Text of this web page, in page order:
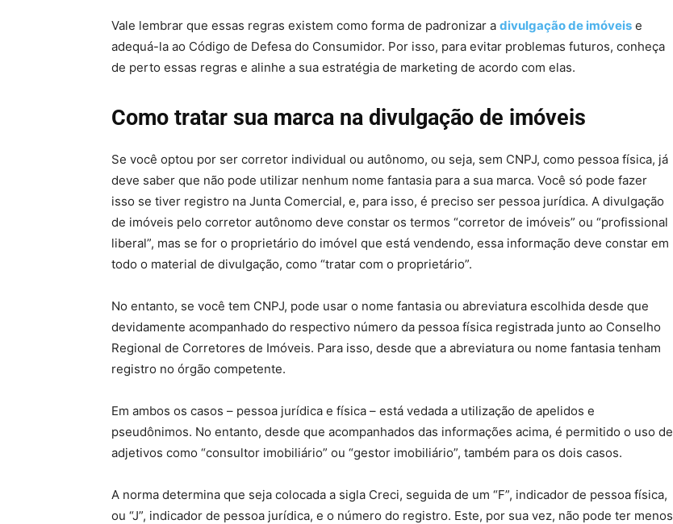
Vale lembrar que essas regras existem como forma de padronizar a divulgação de imóveis e
adequá-la ao Código de Defesa do Consumidor. Por isso, para evitar problemas futuros, conheça
de perto essas regras e alinhe a sua estratégia de marketing de acordo com elas.
Como tratar sua marca na divulgação de imóveis
Se você optou por ser corretor individual ou autônomo, ou seja, sem CNPJ, como pessoa física, já
deve saber que não pode utilizar nenhum nome fantasia para a sua marca. Você só pode fazer
isso se tiver registro na Junta Comercial, e, para isso, é preciso ser pessoa jurídica. A divulgação
de imóveis pelo corretor autônomo deve constar os termos “corretor de imóveis” ou “profissional
liberal”, mas se for o proprietário do imóvel que está vendendo, essa informação deve constar em
todo o material de divulgação, como “tratar com o proprietário”.
No entanto, se você tem CNPJ, pode usar o nome fantasia ou abreviatura escolhida desde que
devidamente acompanhado do respectivo número da pessoa física registrada junto ao Conselho
Regional de Corretores de Imóveis. Para isso, desde que a abreviatura ou nome fantasia tenham
registro no órgão competente.
Em ambos os casos – pessoa jurídica e física – está vedada a utilização de apelidos e
pseudônimos. No entanto, desde que acompanhados das informações acima, é permitido o uso de
adjetivos como “consultor imobiliário” ou “gestor imobiliário”, também para os dois casos.
A norma determina que seja colocada a sigla Creci, seguida de um “F”, indicador de pessoa física,
ou “J”, indicador de pessoa jurídica, e o número do registro. Este, por sua vez, não pode ter menos